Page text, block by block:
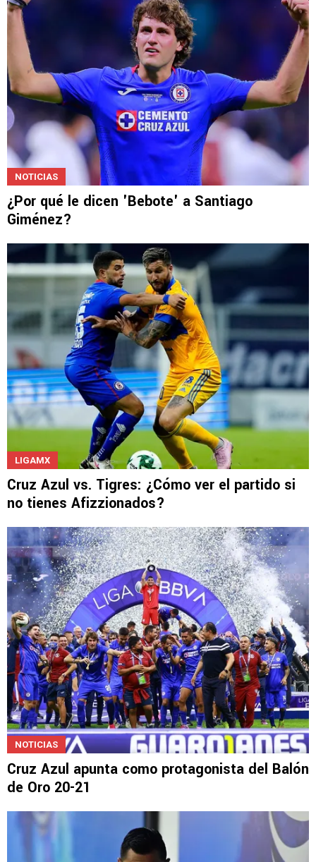
¿Por qué le dicen 'Bebote' a Santiago
Giménez?
Cruz Azul vs. Tigres: ¿Cómo ver el partido si
no tienes Afizzionados?
Cruz Azul apunta como protagonista del Balón